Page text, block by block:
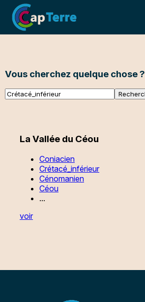
Vous cherchez quelque chose ?
La Vallée du Céou
Coniacien
Crétacé_inférieur
Cénomanien
Céou
...
voir